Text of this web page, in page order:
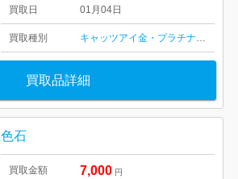
買取日 01月04日
買取種別 キャッツアイ金・プラチナダイヤ・
買取品詳細
色石
買取金額 7,000 円